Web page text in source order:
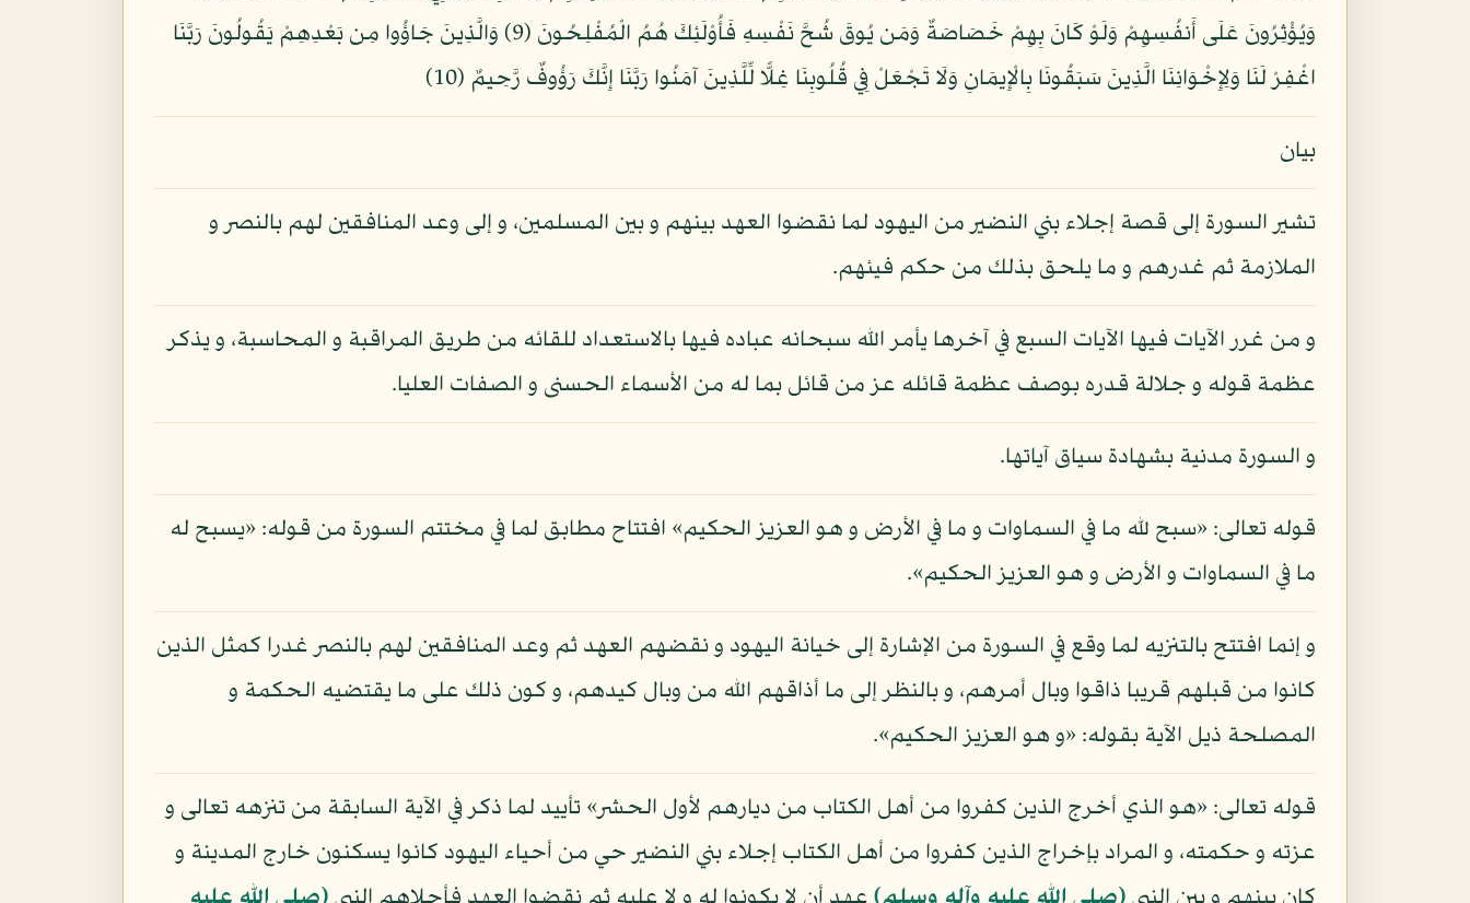
وَيُؤْثِرُونَ عَلَى أَنفُسِهِمْ وَلَوْ كَانَ بِهِمْ خَصَاصَةٌ وَمَن يُوقَ شُحَّ نَفْسِهِ فَأُوْلَئِكَ هُمُ الْمُفْلِحُونَ (9) وَالَّذِينَ جَاؤُوا مِن بَعْدِهِمْ يَقُولُونَ رَبَّنَا
اغْفِرْ لَنَا وَلِإِخْوَانِنَا الَّذِينَ سَبَقُونَا بِالْإِيمَانِ وَلَا تَجْعَلْ فِي قُلُوبِنَا غِلًّا لِّلَّذِينَ آمَنُوا رَبَّنَا إِنَّكَ رَؤُوفٌ رَّحِيمٌ (10)
بيان
تشير السورة إلى قصة إجلاء بني النضير من اليهود لما نقضوا العهد بينهم و بين المسلمين، و إلى وعد المنافقين لهم بالنصر و
الملازمة ثم غدرهم و ما يلحق بذلك من حكم فيئهم.
و من غرر الآيات فيها الآيات السبع في آخرها يأمر الله سبحانه عباده فيها بالاستعداد للقائه من طريق المراقبة و المحاسبة، و يذكر
عظمة قوله و جلالة قدره بوصف عظمة قائله عز من قائل بما له من الأسماء الحسنى و الصفات العليا.
و السورة مدنية بشهادة سياق آياتها.
قوله تعالى: «سبح لله ما في السماوات و ما في الأرض و هو العزيز الحكيم» افتتاح مطابق لما في مختتم السورة من قوله: «يسبح له
ما في السماوات و الأرض و هو العزيز الحكيم».
و إنما افتتح بالتنزيه لما وقع في السورة من الإشارة إلى خيانة اليهود و نقضهم العهد ثم وعد المنافقين لهم بالنصر غدرا كمثل الذين
كانوا من قبلهم قريبا ذاقوا وبال أمرهم، و بالنظر إلى ما أذاقهم الله من وبال كيدهم، و كون ذلك على ما يقتضيه الحكمة و
المصلحة ذيل الآية بقوله: «و هو العزيز الحكيم».
قوله تعالى: «هو الذي أخرج الذين كفروا من أهل الكتاب من ديارهم لأول الحشر» تأييد لما ذكر في الآية السابقة من تنزهه تعالى و
عزته و حكمته، و المراد بإخراج الذين كفروا من أهل الكتاب إجلاء بني النضير حي من أحياء اليهود كانوا يسكنون خارج المدينة و